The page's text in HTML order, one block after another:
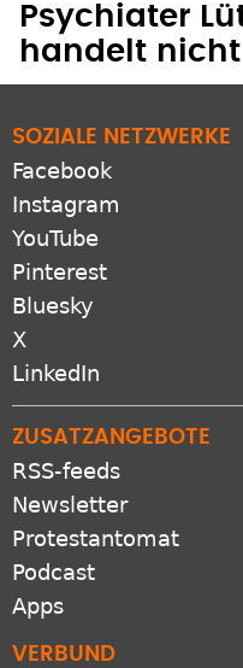
Psychiater
handelt
SOZIALE NETZWERKE
Facebook
Instagram
YouTube
Pinterest
Bluesky
X
LinkedIn
ZUSATZANGEBOTE
RSS-feeds
Newsletter
Protestantomat
Podcast
Apps
VERBUND